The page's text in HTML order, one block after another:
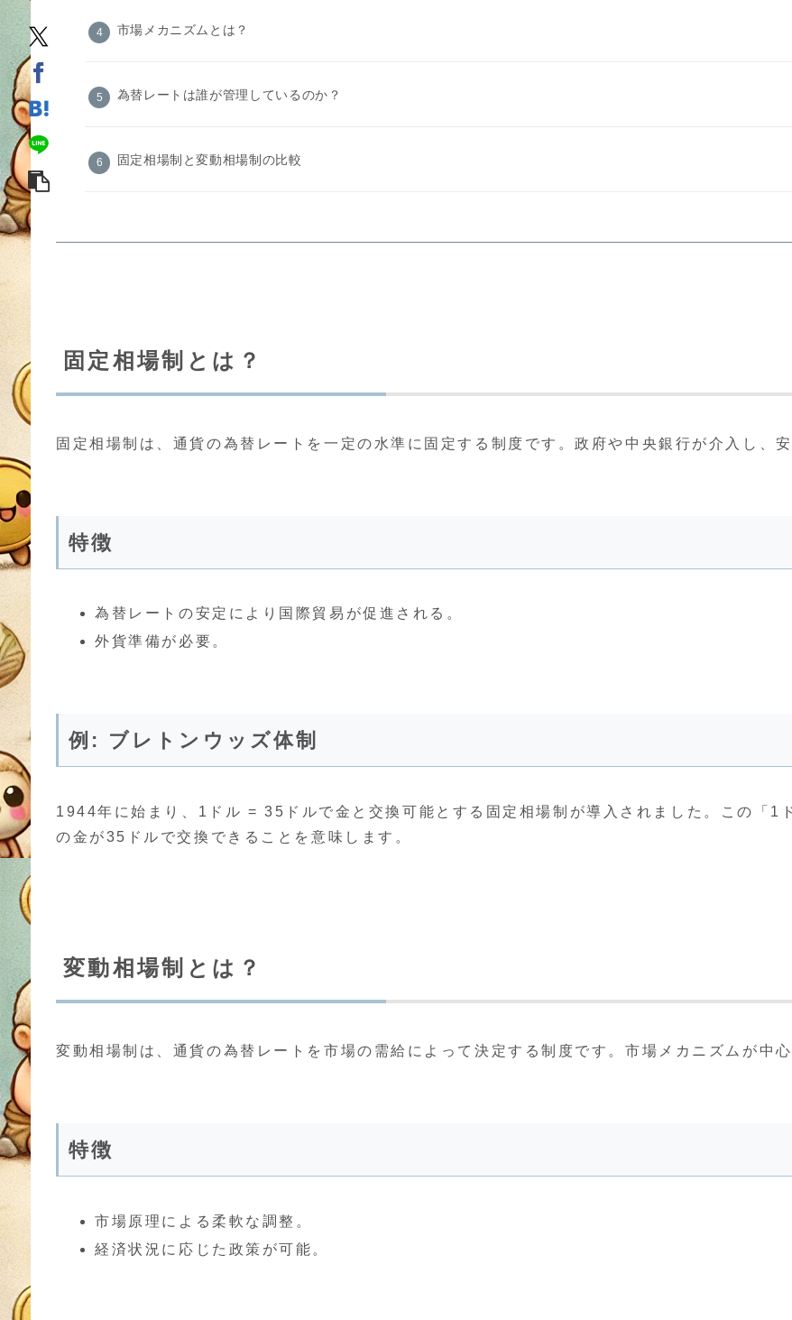
市場メカニズムとは？
為替レートは誰が管理しているのか？
固定相場制と変動相場制の比較
固定相場制とは？
固定相場制は、通貨の為替レートを一定の水準に固定する制度です。政府や中央銀行が介入し、
特徴
為替レートの安定により国際貿易が促進される。
外貨準備が必要。
例: ブレトンウッズ体制
1944年に始まり、1ドル = 35ドルで金と交換可能とする固定相場制が導入されました。この「1
の金が35ドルで交換できることを意味します。
変動相場制とは？
変動相場制は、通貨の為替レートを市場の需給によって決定する制度です。市場メカニズムが中
特徴
市場原理による柔軟な調整。
経済状況に応じた政策が可能。